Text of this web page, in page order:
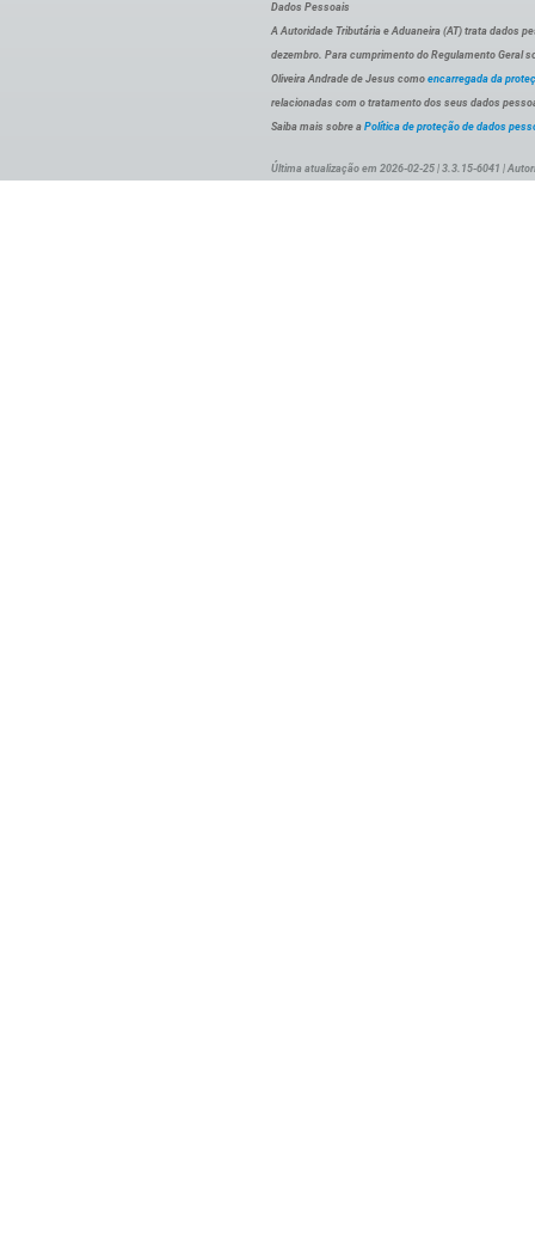
Dados Pessoais
A Autoridade Tributária e Aduaneira (AT) trata dados
dezembro. Para cumprimento do Regulamento Geral
Oliveira Andrade de Jesus como encarregada da
relacionadas com o tratamento dos seus dados
Saiba mais sobre a Política de proteção de dados
Última atualização em 2026-02-25 | 3.3.15-6041 |